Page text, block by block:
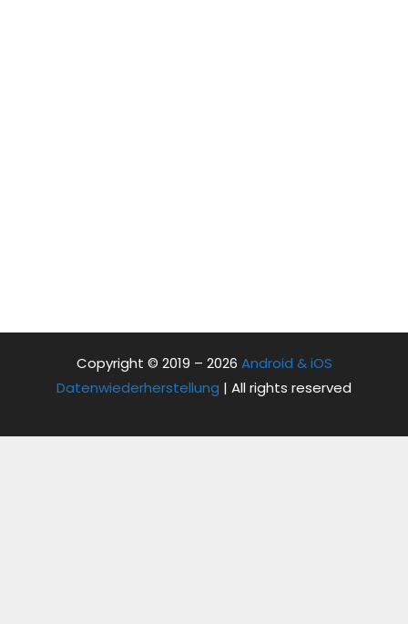
Copyright © 2019 – 2026 Android & iOS
Datenwiederherstellung | All rights reserved